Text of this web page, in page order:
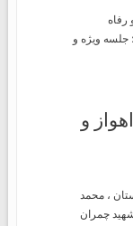
رفاه
و
، محمد
چمران